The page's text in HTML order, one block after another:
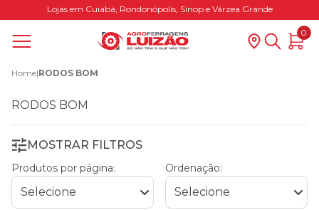
Lojas em Cuiabá, Rondonópolis, Sinop e Várzea Grande
0
Home|RODOS BOM
RODOS BOM
MOSTRAR FILTROS
Produtos por página: Ordenação: